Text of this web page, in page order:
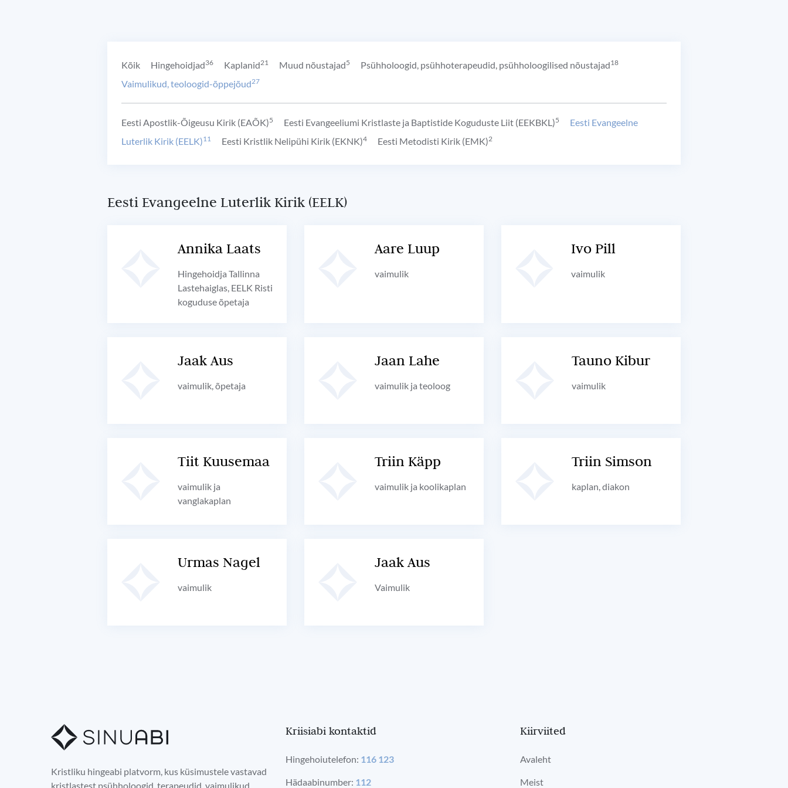
Kõik Hingehoidjad36 Kaplanid21 Muud nõustajad5 Psühholoogid, psühhoterapeudid, psühholoogilised nõustajad18
Vaimulikud, teoloogid-õppejõud27
Eesti Apostlik-Õigeusu Kirik (EAÕK)5 Eesti Evangeeliumi Kristlaste ja Baptistide Koguduste Liit (EEKBKL)5
Eesti Evangeelne
Luterlik Kirik (EELK)11 Eesti Kristlik Nelipühi Kirik (EKNK)4 Eesti Metodisti Kirik (EMK)2
Eesti Evangeelne Luterlik Kirik (EELK)
Annika Laats
Hingehoidja Tallinna
Lastehaiglas, EELK Risti
koguduse õpetaja
Aare Luup
vaimulik
Ivo Pill
vaimulik
Jaak Aus
vaimulik, õpetaja
Jaan Lahe
vaimulik ja teoloog
Tauno Kibur
vaimulik
Tiit Kuusemaa
vaimulik ja
vanglakaplan
Triin Käpp
vaimulik ja koolikaplan
Triin Simson
kaplan, diakon
Urmas Nagel
vaimulik
Jaak Aus
Vaimulik
Kristliku hingeabi platvorm, kus küsimustele vastavad
kristlastest psühholoogid, terapeudid, vaimulikud,
Kriisiabi kontaktid
Hingehoiutelefon: 116 123
Hädaabinumber: 112
Kiirviited
Avaleht
Meist